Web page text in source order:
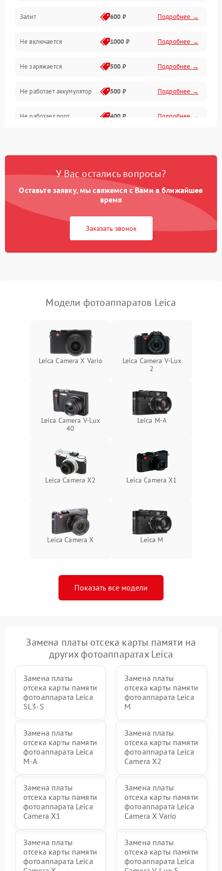
Питание и питание цепей
Проблемы с картами памяти
Объективы
Программные сбои
Коммуникации и интерфейсы
Залит 600 ₽ Подробнее →
Не включается 1000 ₽ Подробнее →
Не заряжается 500 ₽ Подробнее →
Не работает аккумулятор 500 ₽ Подробнее →
Не работает порт 400 ₽ Подробнее →
У Вас остались вопросы?
Оставьте заявку, мы свяжемся с Вами в ближайшее
время
Заказать звонок
Модели фотоаппаратов Leica
Leica Camera X Vario
Leica Camera V-Lux
2
Leica Camera V-Lux
40
Leica M-A
Leica Camera X2 Leica Camera X1
Leica Camera X Leica M
Показать все модели
Замена платы отсека карты памяти на
других фотоаппаратах Leica
Замена платы
отсека карты памяти
фотоаппарата Leica
SL3‑S
Замена платы
отсека карты памяти
фотоаппарата Leica
M
Замена платы
отсека карты памяти
фотоаппарата Leica
M-A
Замена платы
отсека карты памяти
фотоаппарата Leica
Camera X2
Замена платы
отсека карты памяти
фотоаппарата Leica
Camera X1
Замена платы
отсека карты памяти
фотоаппарата Leica
Camera X Vario
Замена платы
отсека карты памяти
фотоаппарата Leica
Замена платы
отсека карты памяти
фотоаппарата Leica